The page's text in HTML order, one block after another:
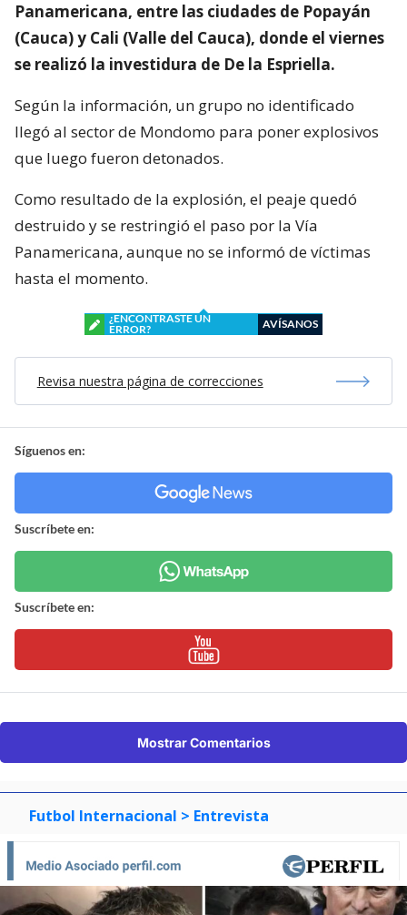
Panamericana, entre las ciudades de Popayán
(Cauca) y Cali (Valle del Cauca), donde el viernes
se realizó la investidura de De la Espriella.
Según la información, un grupo no identificado
llegó al sector de Mondomo para poner explosivos
que luego fueron detonados.
Como resultado de la explosión, el peaje quedó
destruido y se restringió el paso por la Vía
Panamericana, aunque no se informó de víctimas
hasta el momento.
¿ENCONTRASTE UN
ERROR?
AVÍSANOS
Revisa nuestra página de correcciones
Síguenos en:
Suscríbete en:
Suscríbete en:
Mostrar Comentarios
Futbol Internacional > Entrevista